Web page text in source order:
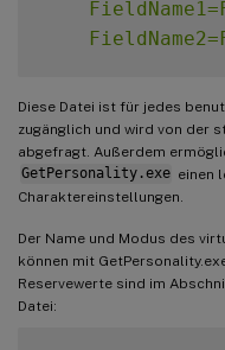
Diese Datei ist für jedes
zugänglich und wird von der
abgefragt. Außerdem
GetPersonality.exe einen
Charaktereinstellungen.
Der Name und Modus des
können mit
Reservewerte sind im
Datei: